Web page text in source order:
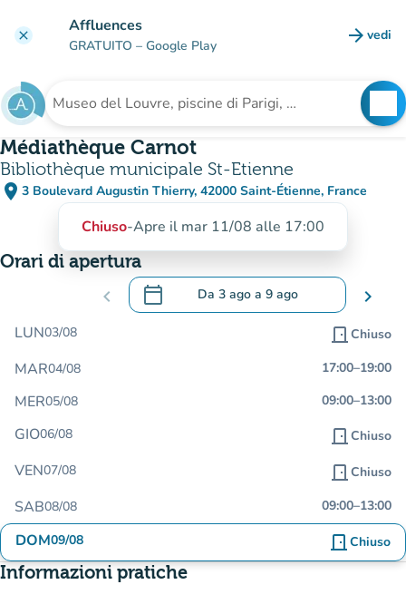
clear Affluences
GRATUITO – Google Play arrow_forward vedi
Cerca una struttura
Médiathèque Carnot
Bibliothèque municipale St-Etienne
place 3 Boulevard Augustin Thierry, 42000 Saint-Étienne, France
(apri in Google Maps)
(nuova scheda)
Chiuso-Apre il mar 11/08 alle 17:00
Orari di apertura
chevron_left calendar_today Da 3 ago a 9 ago
.Aprire il calendario per modificare le
chevron_right
LUN03/08 door_front Chiuso
MAR04/08 17:00–19:00
MER05/08 09:00–13:00
GIO06/08 door_front Chiuso
VEN07/08 door_front Chiuso
SAB08/08 09:00–13:00
DOM09/08 door_front Chiuso
Informazioni pratiche